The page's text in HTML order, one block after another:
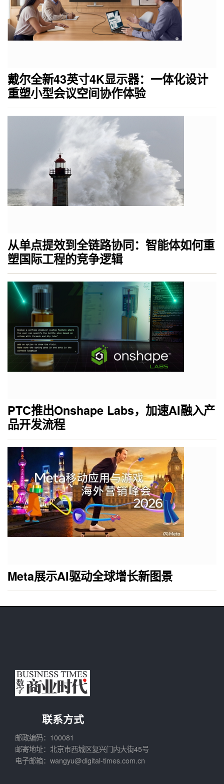
戴尔全新43英寸4K显示器：一体化设计
重塑小型会议空间协作体验
从单点提效到全链路协同：智能体如何重
塑国际工程的竞争逻辑
PTC推出Onshape Labs，加速AI融入产
品开发流程
Meta展示AI驱动全球增长新图景
联系方式
邮政编码：100081
邮寄地址：北京市西城区复兴门内大街45号
电子邮箱：wangyu@digital-times.com.cn